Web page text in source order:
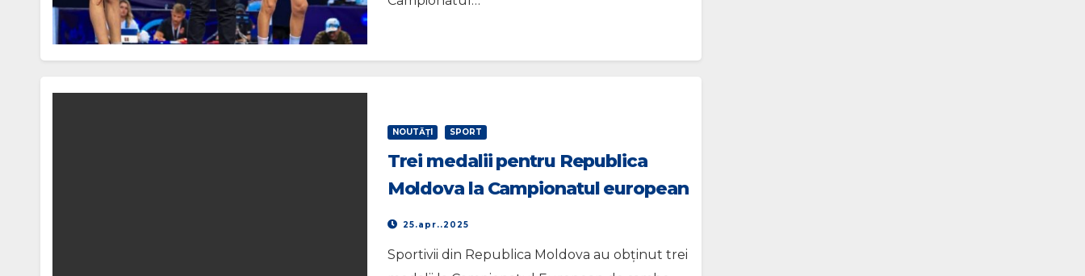
NOUTĂŢI SPORT
Trei medalii pentru Republica
Moldova la Campionatul european
de sambo
25.apr..2025
Sportivii din Republica Moldova au obținut trei